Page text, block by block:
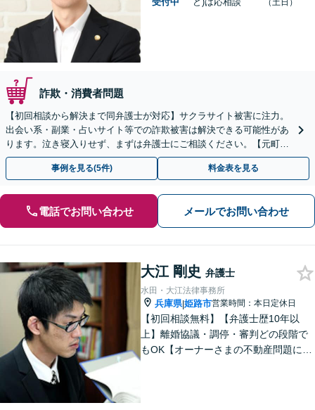
（土日）
詐欺・消費者問題
【初回相談から解決まで同弁護士が対応】サクラサイト被害に注力。
出会い系・副業・占いサイト等での詐欺被害は解決できる可能性があ
ります。泣き寝入りせず、まずは弁護士にご相談ください。【元町駅
1分・土日夜間の相談歓迎】
事例を見る(5件) 料金表を見る
電話でお問い合わせ メールでお問い合わせ
大江 剛史 弁護士
水田・大江法律事務所
兵庫県|姫路市営業時間：本日定休日
【初回相談無料】【弁護士歴10年以
上】離婚協議・調停・審判どの段階で
もOK【オーナーさまの不動産問題に特